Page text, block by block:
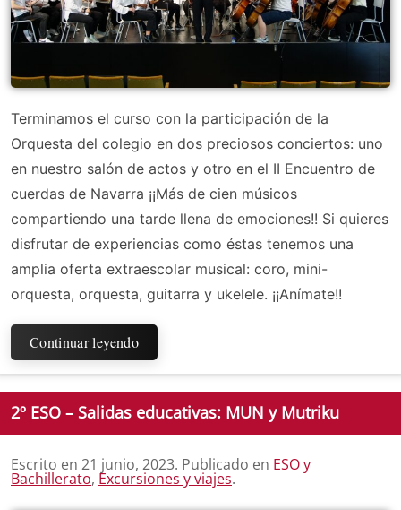
Terminamos el curso con la participación de la
Orquesta del colegio en dos preciosos conciertos: uno
en nuestro salón de actos y otro en el II Encuentro de
cuerdas de Navarra ¡¡Más de cien músicos
compartiendo una tarde llena de emociones!! Si quieres
disfrutar de experiencias como éstas tenemos una
amplia oferta extraescolar musical: coro, mini-
orquesta, orquesta, guitarra y ukelele. ¡¡Anímate!!
Continuar leyendo
2º ESO – Salidas educativas: MUN y Mutriku
Escrito en 21 junio, 2023. Publicado en ESO y
Bachillerato, Excursiones y viajes.